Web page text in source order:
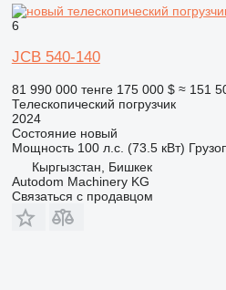
6
JCB 540-140
81 990 000 тенге 175 000 $ ≈ 151
Телескопический погрузчик
2024
Состояниеновый
Мощность 100 л.с. (73.5 кВт)
Кыргызстан, Бишкек
Autodom Machinery KG
Связаться с продавцом